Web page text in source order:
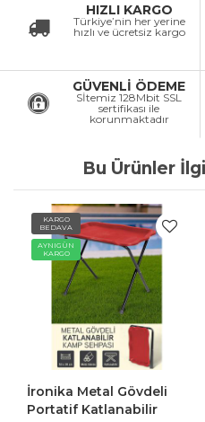
HIZLI KARGO
Türkiye’nin her yerine
hızlı ve ücretsiz kargo
GÜVENLİ ÖDEME
Sİtemiz 128Mbit SSL
sertifikası ile
korunmaktadır
Bu Ürünler
KARGO
BEDAVA
AYNIGÜN
KARGO
İronika Metal Gövdeli
Portatif Katlanabilir